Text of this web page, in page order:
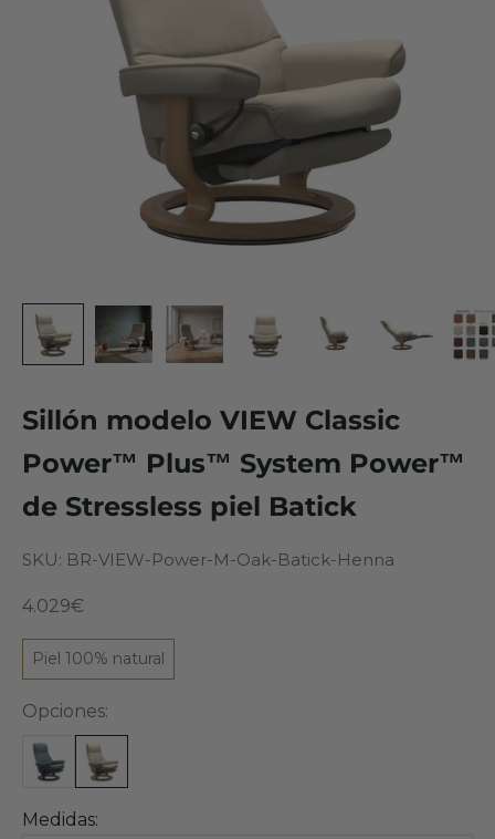
Sillón modelo VIEW Classic
Power™ Plus™ System Power™
de Stressless piel Batick
SKU: BR-VIEW-Power-M-Oak-Batick-Henna
Precio de oferta
4.029€
Piel 100% natural
Opciones:
Medidas: